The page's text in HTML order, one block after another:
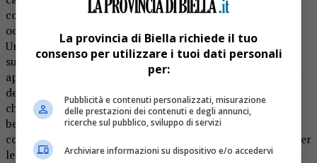
corale, sinergica, dando un occhio alla tradizione e un
occhio al futuro. Attraverso lo strumento del Distretto
Urbano del Commercio ogni associazione, con il pieno
supporto del manager del distretto Paola Fini, ha
apportato il suo contributo con una perfetta suddivisione
dei compiti, che ognuno ha eseguito. Un modus operandi
che ha superato l’individualismo del singolo, guardando al
bene generale e creando una serie di eventi che
coinvolgeranno tutta la città, con un occhio di riguardo per
le famiglie e i bambini”.
La provincia di Biella richiede il tuo
consenso per utilizzare i tuoi dati personali
per:
Pubblicità e contenuti personalizzati, misurazione
delle prestazioni dei contenuti e degli annunci,
ricerche sul pubblico, sviluppo di servizi
Archiviare informazioni su dispositivo e/o accedervi